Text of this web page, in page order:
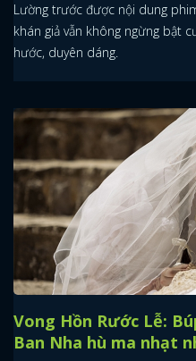
Lường trước được nội dung
khán giả vẫn không ngừng bật
hước, duyên dáng.
Vong Hồn Rước Lễ:
Ban Nha hù ma nhạt